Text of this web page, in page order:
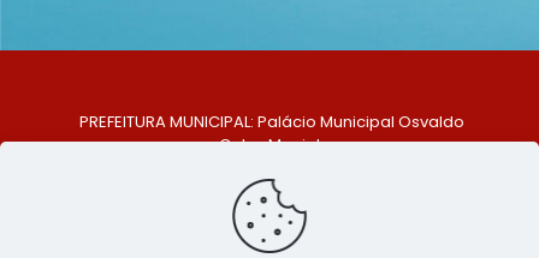
PREFEITURA MUNICIPAL: Palácio Municipal Osvaldo
Celso Maciel
Centro, São Bento do Una - PE. CEP: 553370-128
TELEFONE: (81) 99548-1569
E-MAIL: ouvidoria@saobentodouna.pe.gov.br